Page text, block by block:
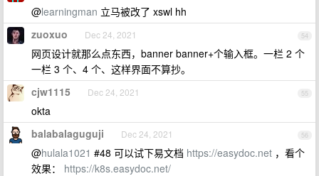
@learningman 立马被改了 xswl hh
54
zuoxuo Dec 24, 2021
网页设计就那么点东西，banner banner+个输入框。一栏 2 个
一栏 3 个、4 个、这样界面不算抄。
55
cjw1115 Dec 24, 2021
okta
56
balabalaguguji Dec 24, 2021
@hulala1021 #48 可以试下易文档 https://easydoc.net ，看个
效果： https://k8s.easydoc.net/